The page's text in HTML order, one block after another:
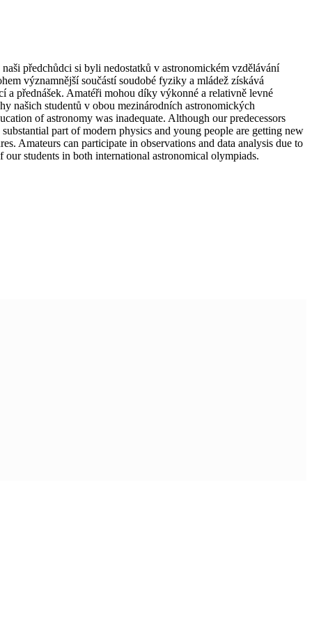
předchůdci si byli nedostatků v astronomickém vzdělávání
významnější součástí soudobé fyziky a mládež získává
přednášek. Amatéři mohou díky výkonné a relativně levné
našich studentů v obou mezinárodních astronomických
of astronomy was inadequate. Although our predecessors
part of modern physics and young people are getting new
Amateurs can participate in observations and data analysis due to
our students in both international astronomical olympiads.